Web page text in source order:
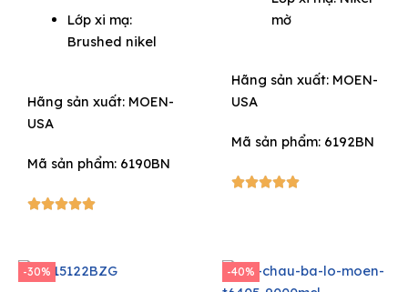
was:
11.000.000₫.
Lớp xi mạ:
Brushed nikel
Hãng sản xuất: MOEN-
USA
Mã sản phẩm: 6190BN
5/5
mờ
Hãng sản xuất: MOEN-
USA
Mã sản phẩm: 6192BN
5/5
-30% -40%